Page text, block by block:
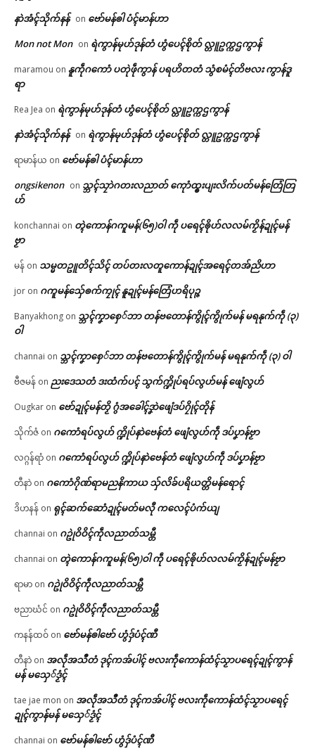
နာဲအံၚ်သိုက်နန် on ဗော်မန်ၜါ ပံၚ်မာန်ဟာ
Mon not Mon on ရဲကွာန်မုဟ်ဒုန်တံ ဟွံပေၚ်စိုတ် လ္တူဥက္ကဌကွာန်
maramou on နူကဵုဂကောံ ပတုဲဖဵုကွာန် ပရဟိတတံ သွံစမံၚ်တိဗလး ကွာန်ဒူ
ရာ
Rea Jea on ရဲကွာန်မုဟ်ဒုန်တံ ဟွံပေၚ်စိုတ် လ္တူဥက္ကဌကွာန်
နာဲအံၚ်သိုက်နန် on ရဲကွာန်မုဟ်ဒုန်တံ ဟွံပေၚ်စိုတ် လ္တူဥက္ကဌကွာန်
ရာမာန်ယ on ဗော်မန်ၜါ ပံၚ်မာန်ဟာ
ongsikenon on သ္ဘၚ်သၠာဲဂတးလညာတ် ကေုာံထ္ၜးပျးလိက်ပတ်မန်တြေံတြ
ဟ်
konchannai on တ္ၚဲကောန်ဂကူမန်(၆၅)ဝါ ကဵု ပရေၚ်ၜိုဟ်လလမ်ကၟိန်ဍုၚ်မန်
ဗၟာ
မန် on သမ္မတဥူတိၚ်သိၚ် တပ်တးလတူကောန်ဍုၚ်အရေၚ်တအ်ညိဟာ
jor on ဂကူမန်​သှ်ေၜက်ကၠုၚ် နူဍုၚ်မန်တြေံဟရိပုဉ္ဇ
Banyakhong on သ္ဘၚ်ကၞာစှေ်ဘာ တန်ဗတောန်ကွိုၚ်ကွိုက်မန် မရနုက်ကဵု (၃)
ဝါ
channai on သ္ဘၚ်ကၞာစှေ်ဘာ တန်ဗတောန်ကွိုၚ်ကွိုက်မန် မရနုက်ကဵု (၃) ဝါ
ဗီဇမန် on ညးဒေသတံ ဒးထံက်ပၚ် သွက်က္ဍိုပ်ရပ်လွဟ်မန် ဖျေံလွဟ်
Ougkar on ဗော်ဍုၚ်မန်တၟိ ဂွံအခေါၚ်ဒၞာဲဖျေံဒပ်ဂၠိုၚ်တိုန်
သိုက်ဇံ on ဂကောံရပ်လွဟ် က္ဍိုပ်နာဲဗေန်တံ ဖျေံလွဟ်ကဵု ဒပ်ပၞာန်ဗၟာ
လဂ္ဂန်ရာံ on ဂကောံရပ်လွဟ် က္ဍိုပ်နာဲဗေန်တံ ဖျေံလွဟ်ကဵု ဒပ်ပၞာန်ဗၟာ
တီနာဲ on ဂကောံဂိုဏ်ရာမညနိကာယ သှ်လိခ်ပရိယတ္တိမန်ရောၚ်
ဒိဟနန် on ရုၚ်ဆက်ဆောံဍုၚ်မတ်မလီု ကလေၚ်ပံက်ယျ
channai on ဂဥုဲဝိဝိၚ်ကဵုလညာတ်သမ္တီ
channai on တ္ၚဲကောန်ဂကူမန်(၆၅)ဝါ ကဵု ပရေၚ်ၜိုဟ်လလမ်ကၟိန်ဍုၚ်မန်ဗၟာ
ရာမာ on ဂဥုဲဝိဝိၚ်ကဵုလညာတ်သမ္တီ
ဗညာဃံင် on ဂဥုဲဝိဝိၚ်ကဵုလညာတ်သမ္တီ
ကနန်ထဝ် on ဗော်မန်ၜါဗော် ဟွံဒှ်ပံၚ်ဏီ
တီနာဲ on အလဵုအသဳတံ ဒုၚ်ကအ်ပါၚ် ဗလးကဵုကောန်ထံၚ်သၟာပရေၚ်ဍုၚ်ကွာန်
မန် မသှေ်ဒၟံၚ်
tae jae mon on အလဵုအသဳတံ ဒုၚ်ကအ်ပါၚ် ဗလးကဵုကောန်ထံၚ်သၟာပရေၚ်
ဍုၚ်ကွာန်မန် မသှေ်ဒၟံၚ်
channai on ဗော်မန်ၜါဗော် ဟွံဒှ်ပံၚ်ဏီ